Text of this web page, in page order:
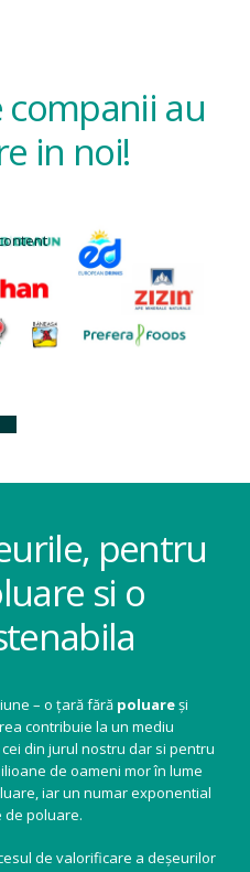
companii au
in noi!
pentru
si o
– o țară fără poluareși
contribuie la un mediu
din jurul nostru dar si pentru
de oameni mor în lume
iar un numar exponential
de poluare.
de valorificare a deșeurilor